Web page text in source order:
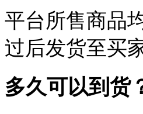
平台所售商品
过后发货至买家
多久可以到货